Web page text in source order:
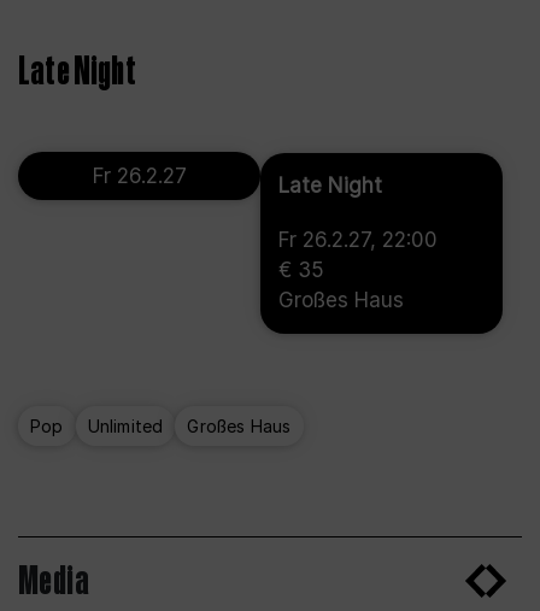
Late Night
Fr 26.2.27 Late Night
Fr 26.2.27, 22:00
€ 35
Großes Haus
Pop Unlimited Großes Haus
Media